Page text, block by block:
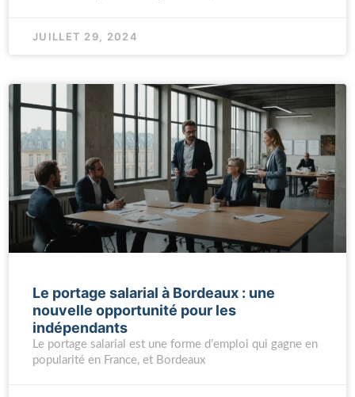
JUILLET 29, 2024
Le portage salarial à Bordeaux : une
nouvelle opportunité pour les
indépendants
Le portage salarial est une forme d’emploi qui gagne en
popularité en France, et Bordeaux